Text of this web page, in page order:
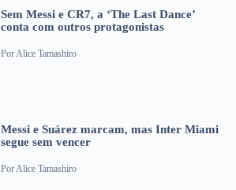
Sem Messi e CR7, a ‘The Last Dance’
conta com outros protagonistas
PorAlice Tamashiro
Messi e Suárez marcam, mas Inter Miami
segue sem vencer
PorAlice Tamashiro